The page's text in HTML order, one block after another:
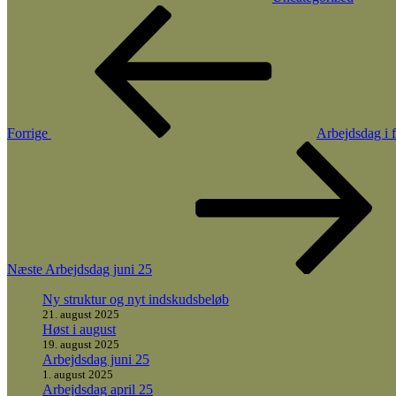
Indlægsnavigation
Forrige
Arbejdsdag i
Næste Arbejdsdag juni 25
Ny struktur og nyt indskudsbeløb
21. august 2025
Høst i august
19. august 2025
Arbejdsdag juni 25
1. august 2025
Arbejdsdag april 25